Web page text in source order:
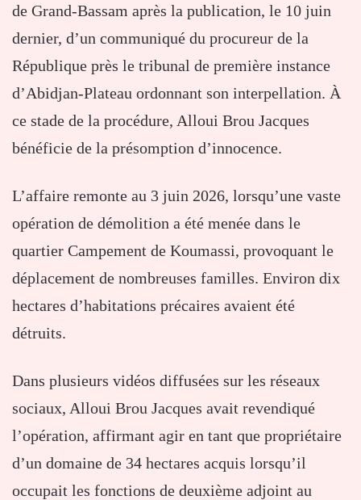
de Grand-Bassam après la publication, le 10 juin
dernier, d’un communiqué du procureur de la
République près le tribunal de première instance
d’Abidjan-Plateau ordonnant son interpellation. À
ce stade de la procédure, Alloui Brou Jacques
bénéficie de la présomption d’innocence.
L’affaire remonte au 3 juin 2026, lorsqu’une vaste
opération de démolition a été menée dans le
quartier Campement de Koumassi, provoquant le
déplacement de nombreuses familles. Environ dix
hectares d’habitations précaires avaient été
détruits.
Dans plusieurs vidéos diffusées sur les réseaux
sociaux, Alloui Brou Jacques avait revendiqué
l’opération, affirmant agir en tant que propriétaire
d’un domaine de 34 hectares acquis lorsqu’il
occupait les fonctions de deuxième adjoint au